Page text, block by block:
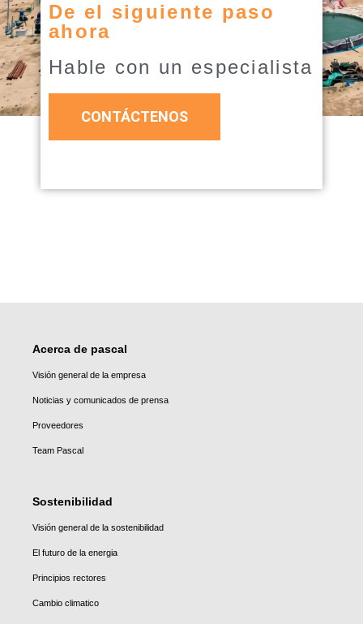
De el siguiente paso
ahora
Hable con un especialista
CONTÁCTENOS
Acerca de pascal
Visión general de la empresa
Noticias y comunicados de prensa
Proveedores
Team Pascal
Sostenibilidad
Visión general de la sostenibilidad
El futuro de la energia
Principios rectores
Cambio climatico